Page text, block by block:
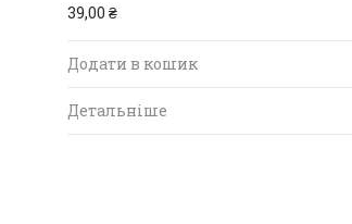
39,00 ₴
Додати в кошик
Детальніше